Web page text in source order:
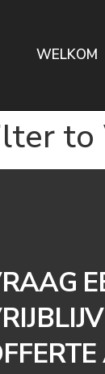
WELKOM
to